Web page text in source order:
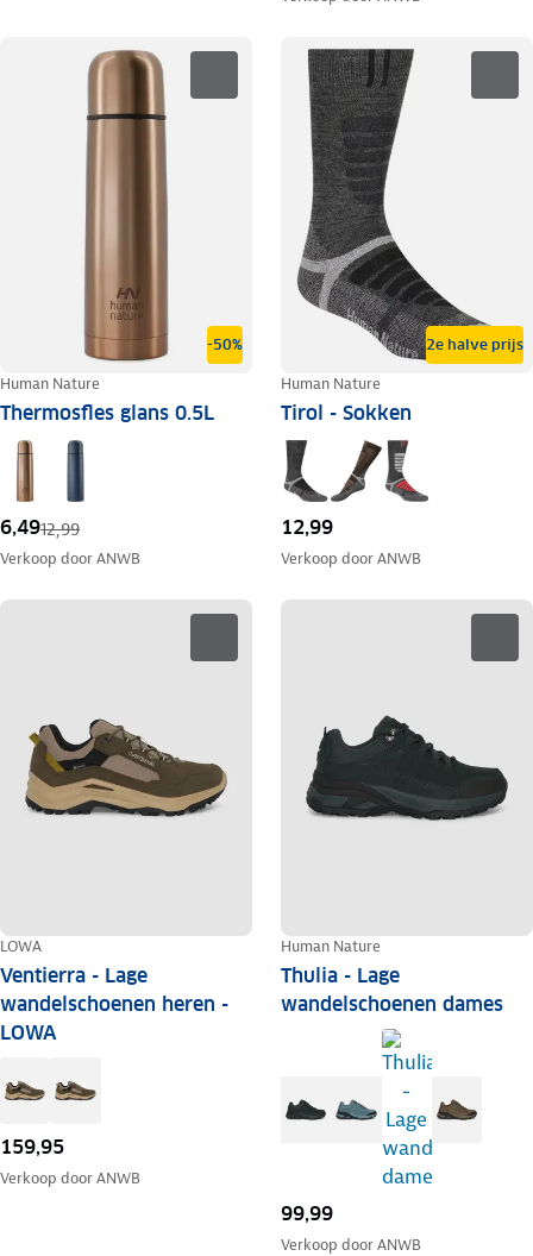
-50%
Human Nature
Thermosfles glans 0.5L
6,4912,99
Verkoop doorANWB
2e halve prijs
Human Nature
Tirol - Sokken
12,99
Verkoop doorANWB
LOWA
Ventierra - Lage
wandelschoenen heren -
LOWA
159,95
Verkoop doorANWB
Human Nature
Thulia - Lage
wandelschoenen dames
99,99
Verkoop doorANWB